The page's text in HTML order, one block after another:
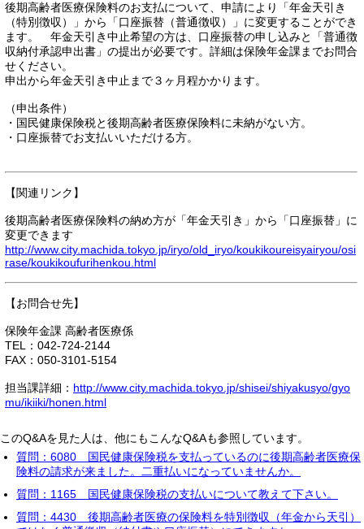
後期高齢者医療保険料のお支払について、申請により「年金天引き
（特別徴収）」から「口座振替（普通徴収）」に変更することができ
ます。 年金天引き中止希望の方は、口座振替の申し込みと「普通徴
収納付承認申出書」の提出が必要です。詳細は保険年金課までお問合
せください。
申出から年金天引き中止まで３ヶ月程かかります。
（申出条件）
・国民健康保険税と後期高齢者医療保険料に未納がない方。
・口座振替でお支払いいただける方。
【関連リンク】
後期高齢者医療保険料の納め方が「年金天引き」から「口座振替」に
変更できます
http://www.city.machida.tokyo.jp/iryo/old_iryo/koukikoureisyairyou/osi
rase/koukikoufurihenkou.html
【お問合せ先】
保険年金課 高齢者医療係
TEL：042-724-2144
FAX：050-3101-5154
担当課詳細： http://www.city.machida.tokyo.jp/shisei/shiyakusyo/gyo
mu/ikiiki/honen.html
このQ&Aを見た人は、他にもこんなQ&Aも参照しています。
質問：6080 国民健康保険税を支払っているのに後期高齢者医療保
険料の請求が来ました。二重払いになっていませんか。
質問：1165 国民健康保険税の支払いについて教えて下さい。
質問：4430 後期高齢者医療の保険料を特別徴収（年金から天引）